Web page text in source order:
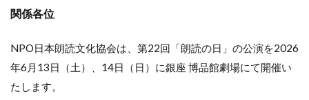
関係各位
NPO日本朗読文化協会は、第22回「朗読の日」の公演を2026
年6月13日（土）、14日（日）に銀座 博品館劇場にて開催い
たします。